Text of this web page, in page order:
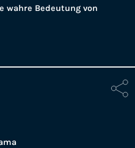
wahre Bedeutung von